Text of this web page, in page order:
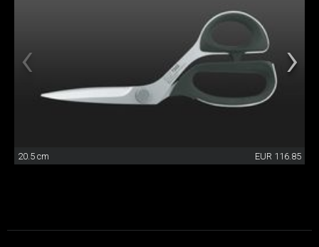
20.5 cm EUR 116.85